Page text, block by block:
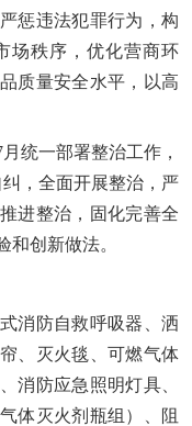
惩违法犯罪行为，构
场秩序，优化营商环
质量安全水平，以高
统一部署整治工作，
，全面开展整治，严
进整治，固化完善全
创新做法。
消防自救呼吸器、洒
、灭火毯、可燃气体
消防应急照明灯具、
体灭火剂瓶组）、阻